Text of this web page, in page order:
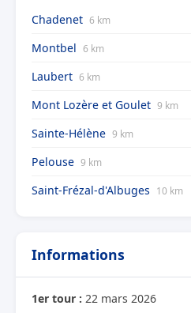
Chadenet 6 km
Montbel 6 km
Laubert 6 km
Mont Lozère et Goulet 9 km
Sainte-Hélène 9 km
Pelouse 9 km
Saint-Frézal-d'Albuges 10 km
Informations
1er tour : 22 mars 2026